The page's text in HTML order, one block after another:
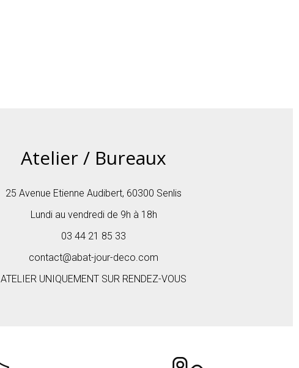
Atelier / Bureaux
25 Avenue Etienne Audibert, 60300 Senlis
Lundi au vendredi de 9h à 18h
03 44 21 85 33
contact@abat-jour-deco.com
ATELIER UNIQUEMENT SUR RENDEZ-VOUS